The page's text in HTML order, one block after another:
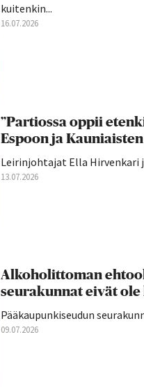
kuitenkin...
16.07.2026
”Partiossa oppii
Espoon ja
Leirinjohtajat Ella Hirvenkari
13.07.2026
Alkoholittoman
seurakunnat eivät
Pääkaupunkiseudun
09.07.2026